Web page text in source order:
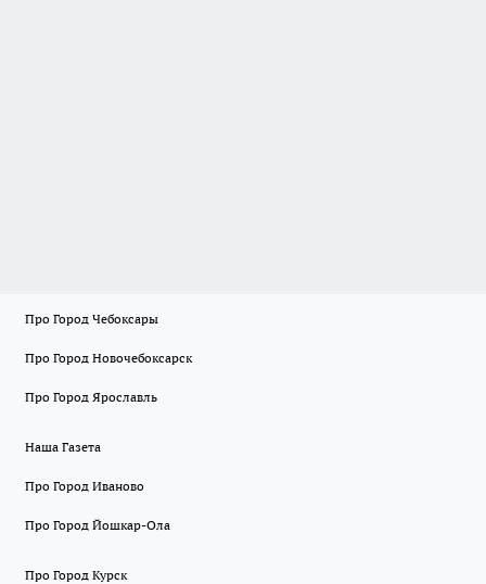
Про Город Чебоксары
Про Город Новочебоксарск
Про Город Ярославль
Наша Газета
Про Город Иваново
Про Город Йошкар-Ола
Про Город Курск